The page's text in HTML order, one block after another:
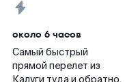
около 6 часов
Самый быстрый
прямой перелет из
Калуги туда и обратно,